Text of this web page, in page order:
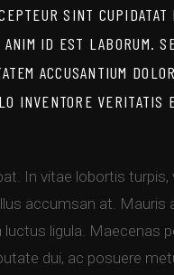
SINT
ID EST LABORUM.
ACCUSANTIUM
INVENTORE VERITATIS
In vitae lobortis turpis,
accumsan at. Mauris
luctus ligula. Maecenas
dui, ac posuere